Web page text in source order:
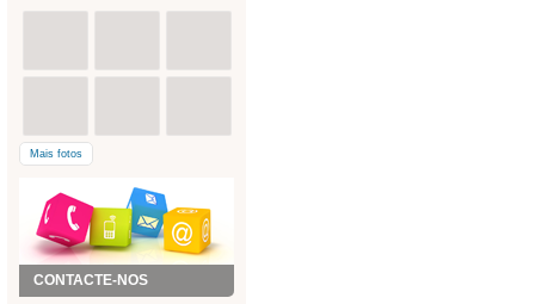
Mais fotos
CONTACTE-NOS